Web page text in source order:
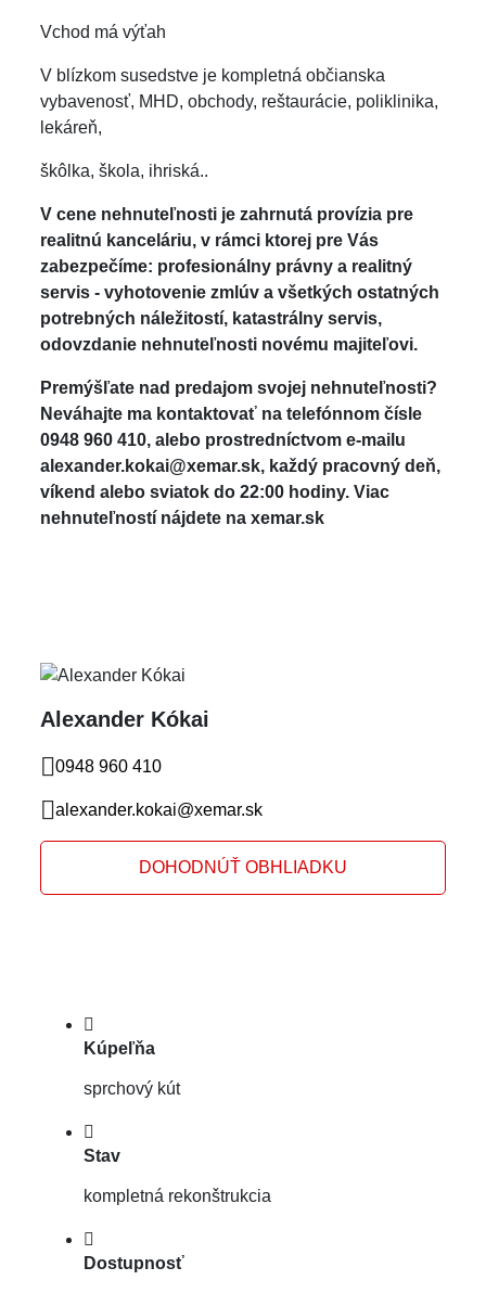
Vchod má výťah
V blízkom susedstve je kompletná občianska
vybavenosť, MHD, obchody, reštaurácie, poliklinika,
lekáreň,
škôlka, škola, ihriská..
V cene nehnuteľnosti je zahrnutá provízia pre
realitnú kanceláriu, v rámci ktorej pre Vás
zabezpečíme: profesionálny právny a realitný
servis - vyhotovenie zmlúv a všetkých ostatných
potrebných náležitostí, katastrálny servis,
odovzdanie nehnuteľnosti novému majiteľovi.
Premýšľate nad predajom svojej nehnuteľnosti?
Neváhajte ma kontaktovať na telefónnom čísle
0948 960 410, alebo prostredníctvom e-mailu
alexander.kokai@xemar.sk, každý pracovný deň,
víkend alebo sviatok do 22:00 hodiny. Viac
nehnuteľností nájdete na xemar.sk
Alexander Kókai
0948 960 410
alexander.kokai@xemar.sk
DOHODNÚŤ OBHLIADKU
Kúpeľňa
sprchový kút
Stav
kompletná rekonštrukcia
Dostupnosť